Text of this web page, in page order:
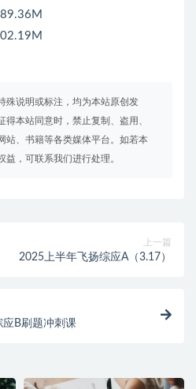
殊说明或标注，均为本站原创发
本站同意时，禁止复制、盗用、
站、书籍等各类媒体平台。如若本
，可联系我们进行处理。
上一篇
2025上半年飞扬综应A（3.17）
B刷题冲刺课